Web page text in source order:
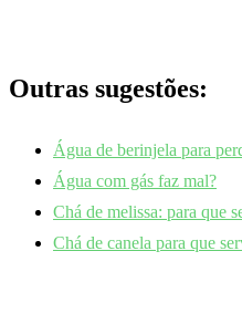
Outras sugestões:
Água de berinjela para
Água com gás faz mal?
Chá de melissa: para que
Chá de canela para que